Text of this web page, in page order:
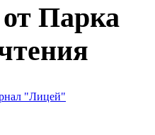
Парка
"Лицей"